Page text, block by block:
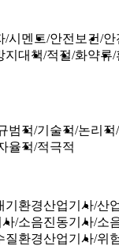
시멘트 안전보건 안
지대책 적절 화약류
범적 기술적 논리적
율적 적극적
기환경산업기사 산
사 소음진동기사 소
질환경산업기사 위